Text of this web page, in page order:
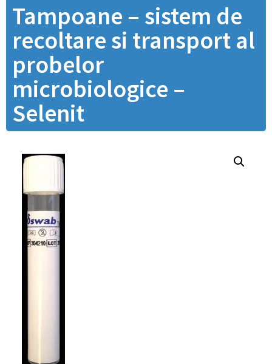
Tampoane – sistem de
recoltare si transport al
probelor
microbiologice –
Selenit